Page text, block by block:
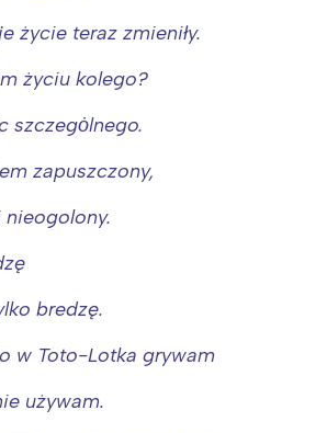
życie teraz zmieniły.
życiu kolego?
szczegȯlnego.
zapuszczony,
bredzę.
w Toto-Lotka grywam
używam.